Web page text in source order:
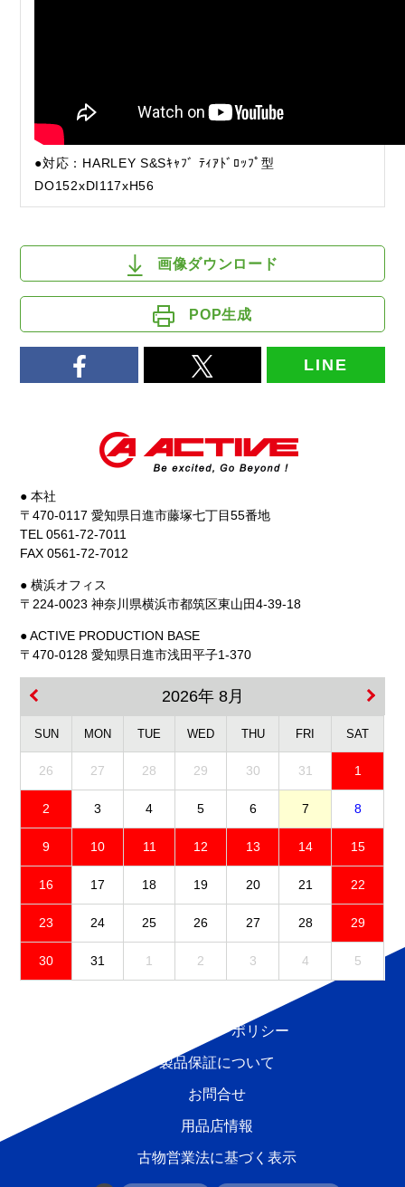
●対応：HARLEY S&Sｷｬﾌﾞ ﾃｨｱﾄﾞﾛｯﾌﾟ型
DO152xDI117xH56
画像ダウンロード
POP生成
LINE
● 本社
〒470-0117 愛知県日進市藤塚七丁目55番地
TEL 0561-72-7011
FAX 0561-72-7012
● 横浜オフィス
〒224-0023 神奈川県横浜市都筑区東山田4-39-18
● ACTIVE PRODUCTION BASE
〒470-0128 愛知県日進市浅田平子1-370
2026年 8月
SUN MON TUE WED THU FRI SAT
26 27 28 29 30 31 1
2 3 4 5 6 7 8
9 10 11 12 13 14 15
16 17 18 19 20 21 22
23 24 25 26 27 28 29
30 31 1 2 3 4 5
プライバシーポリシー
製品保証について
お問合せ
用品店情報
古物営業法に基づく表示